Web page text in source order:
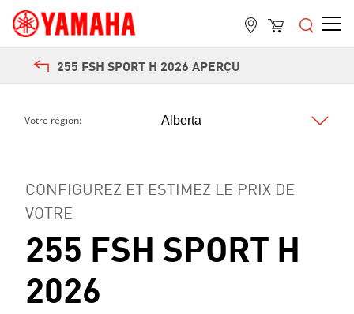
255 FSH SPORT H 2026 APERÇU
Votre région:
CONFIGUREZ ET ESTIMEZ LE PRIX DE
VOTRE
255 FSH SPORT H
2026